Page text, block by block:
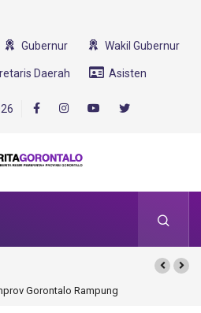
Gubernur Wakil Gubernur
Daerah Asisten
Gorontalo Rampung